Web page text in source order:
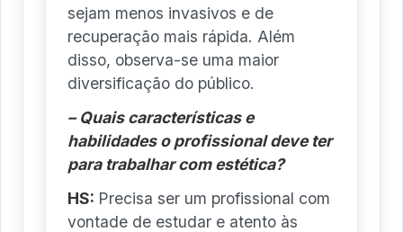
sejam menos invasivos e de
recuperação mais rápida. Além
disso, observa-se uma maior
diversificação do público.
– Quais características e
habilidades o profissional deve ter
para trabalhar com estética?
HS: Precisa ser um profissional com
vontade de estudar e atento às